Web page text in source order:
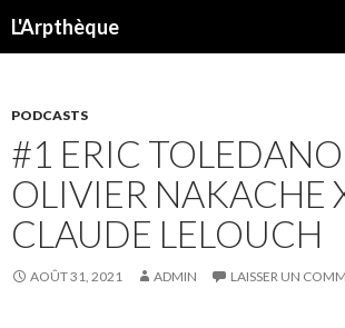
L'Arpthèque
PODCASTS
#1 ERIC
OLIVIER NAKACHE
CLAUDE LELOUCH
AOÛT 31, 2021 ADMIN LAISSER UN